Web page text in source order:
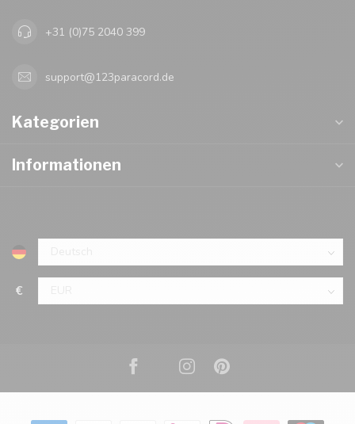
+31 (0)75 2040 399
support@123paracord.de
Kategorien
Informationen
€